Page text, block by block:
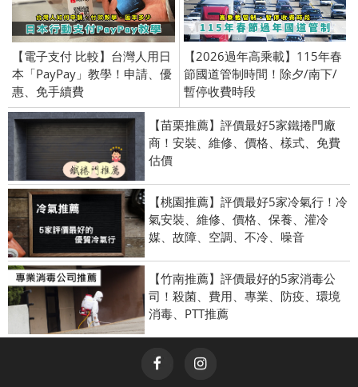
【電子支付 比較】台灣人用日
本「PayPay」教學！申請、優
惠、免手續費
【2026過年高乘載】115年春
節國道管制時間！除夕/南下/
暫停收費時段
【苗栗推薦】評價最好5家鐵捲門廠
商！安裝、維修、價格、樣式、免費
估價
【桃園推薦】評價最好5家冷氣行！冷
氣安裝、維修、價格、保養、灌冷
媒、故障、空調、不冷、噪音
【竹南推薦】評價最好的5家消毒公
司！殺菌、費用、專業、防疫、環境
消毒、PTT推薦